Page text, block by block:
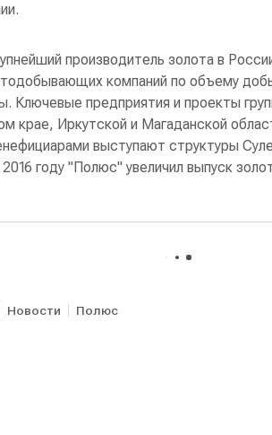
производитель золота в
компаний по объему
Ключевые предприятия и проекты
крае, Иркутской и Магаданской
выступают структуры
году "Полюс" увеличил выпуск
Новости Полюс